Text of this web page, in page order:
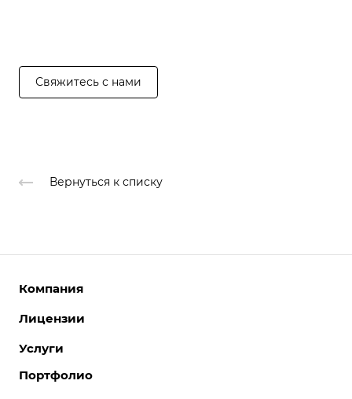
Свяжитесь с нами
Вернуться к списку
Компания
О компании
Отзывы
Лицензии
Интернет-магазины
Корпоративные сайты
Услуги
Разработка сайтов
Портфолио